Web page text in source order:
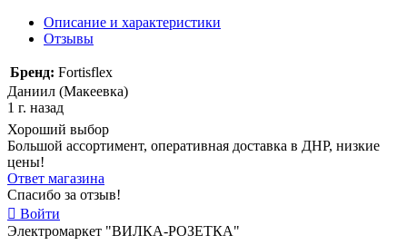
Описание и характеристики
Отзывы
Бренд: Fortisflex
Даниил (Макеевка)
1 г. назад
Хороший выбор
Большой ассортимент, оперативная доставка в ДНР, низкие
цены!
Ответ магазина
Спасибо за отзыв!
Войти
Электромаркет "ВИЛКА-РОЗЕТКА"